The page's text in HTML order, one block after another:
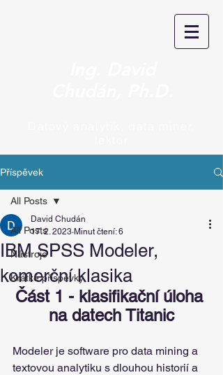
Příspěvek
All Posts
Nástroje
Krátké příspěvky
All Posts
IBM SPSS Modeler,
komerční klasika
David Chudán
17. 2. 2023 Minut čtení: 6
Část 1 - klasifikační úloha
na datech Titanic
Modeler je software pro data mining a
textovou analytiku s dlouhou historií a